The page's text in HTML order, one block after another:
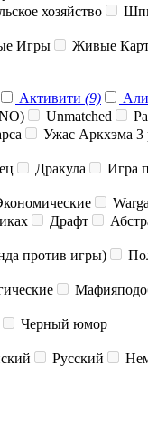
хозяйство
Игры Живые
Активити (9)
Unmatched
Ужас Аркхэма 3
Дракула Игра
Драфт
против игры)
Черный юмор
Русский